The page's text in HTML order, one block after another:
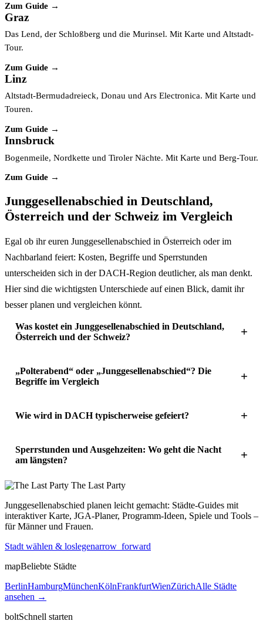
Zum Guide →
Graz
Das Lend, der Schloßberg und die Murinsel. Mit Karte und Altstadt-
Tour.
Zum Guide →
Linz
Altstadt-Bermudadreieck, Donau und Ars Electronica. Mit Karte und
Touren.
Zum Guide →
Innsbruck
Bogenmeile, Nordkette und Tiroler Nächte. Mit Karte und Berg-Tour.
Zum Guide →
Junggesellenabschied in Deutschland,
Österreich und der Schweiz im Vergleich
Egal ob ihr euren Junggesellenabschied in Österreich oder im
Nachbarland feiert: Kosten, Begriffe und Sperrstunden
unterscheiden sich in der DACH-Region deutlicher, als man denkt.
Hier sind die wichtigsten Unterschiede auf einen Blick, damit ihr
besser planen und vergleichen könnt.
Was kostet ein Junggesellenabschied in Deutschland,
Österreich und der Schweiz?
„Polterabend“ oder „Junggesellenabschied“? Die
Begriffe im Vergleich
Wie wird in DACH typischerweise gefeiert?
Sperrstunden und Ausgehzeiten: Wo geht die Nacht
am längsten?
The Last Party
Junggesellenabschied planen leicht gemacht: Städte-Guides mit
interaktiver Karte, JGA-Planer, Programm-Ideen, Spiele und Tools –
für Männer und Frauen.
Stadt wählen & loslegenarrow_forward
mapBeliebte Städte
BerlinHamburgMünchenKölnFrankfurtWienZürichAlle Städte
ansehen →
boltSchnell starten